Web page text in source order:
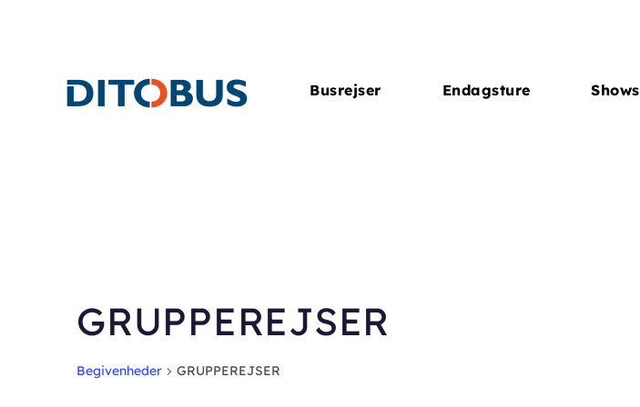
Busrejser Endagsture Shows
GRUPPEREJSER
Begivenheder GRUPPEREJSER